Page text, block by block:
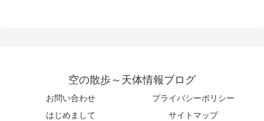
空の散歩～天体情報ブログ
お問い合わせ
プライバシーポリシー
はじめまして
サイトマップ